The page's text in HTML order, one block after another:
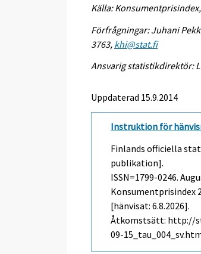
Källa:
Förfrågningar: Juhani
3763, khi@stat.fi
Ansvarig statistikdirektör:
Uppdaterad 15.9.2014
Instruktion för
Finlands officiella
publikation].
ISSN=1799-0246.
Konsumentprisindex
[hänvisat: 6.8.2026].
Åtkomstsätt: http://
09-